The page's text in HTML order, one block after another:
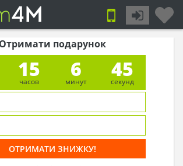
Отримати подарунок
15
часов
6
минут
44
секунд